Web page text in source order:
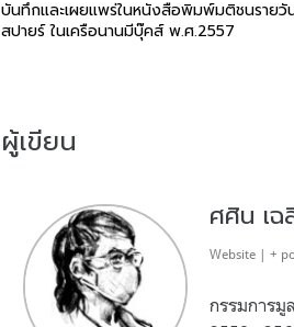
บันทึกและเผยแพร่ในหนังสือพิมพ์มติชนรายวั
สปายร์ ในเครือนานมีบุ๊คส์ พ.ศ.2557
ผู้เขียน
ศศิน เฉ
Website | +
กรรมการ